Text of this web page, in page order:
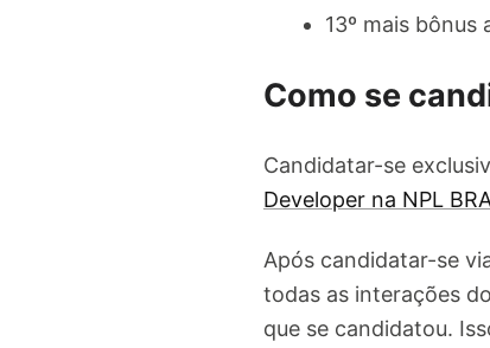
13º mais bônus
Como se
Candidatar-se
Developer na NPL
Após candidatar-se
todas as interações
que se candidatou.